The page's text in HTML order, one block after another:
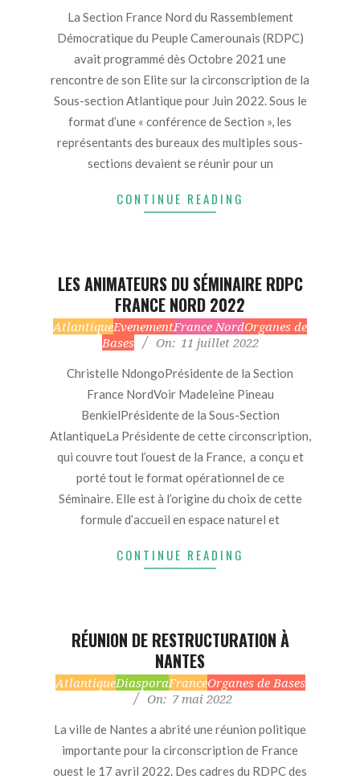
La Section France Nord du Rassemblement
Démocratique du Peuple Camerounais (RDPC)
avait programmé dès Octobre 2021 une
rencontre de son Elite sur la circonscription de la
Sous-section Atlantique pour Juin 2022. Sous le
format d’une « conférence de Section », les
représentants des bureaux des multiples sous-
sections devaient se réunir pour un
CONTINUE READING
LES ANIMATEURS DU SÉMINAIRE RDPC
FRANCE NORD 2022
2022-
AtlantiqueEvenementFrance NordOrganes de
Bases
On: 11 juillet 2022
Christelle NdongoPrésidente de la Section
France NordVoir Madeleine Pineau
BenkielPrésidente de la Sous-Section
AtlantiqueLa Présidente de cette circonscription,
qui couvre tout l’ouest de la France, a conçu et
porté tout le format opérationnel de ce
Séminaire. Elle est à l’origine du choix de cette
formule d’accueil en espace naturel et
CONTINUE READING
RÉUNION DE RESTRUCTURATION À
NANTES
2022-
07
AtlantiqueDiasporaFranceOrganes de Bases
On: 7 mai 2022
La ville de Nantes a abrité une réunion politique
importante pour la circonscription de France
ouest le 17 avril 2022. Des cadres du RDPC des